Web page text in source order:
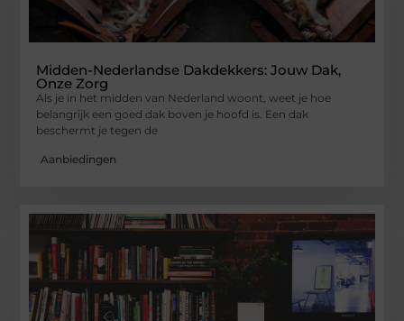
Midden-Nederlandse Dakdekkers: Jouw Dak,
Onze Zorg
Als je in het midden van Nederland woont, weet je hoe
belangrijk een goed dak boven je hoofd is. Een dak
beschermt je tegen de
Aanbiedingen